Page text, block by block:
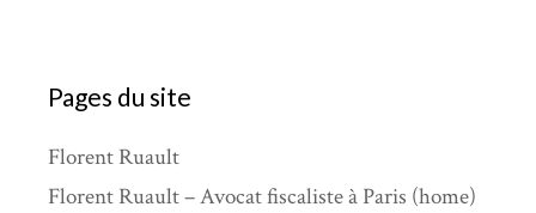
Pages du site
Florent Ruault
Florent Ruault – Avocat fiscaliste à Paris (home)